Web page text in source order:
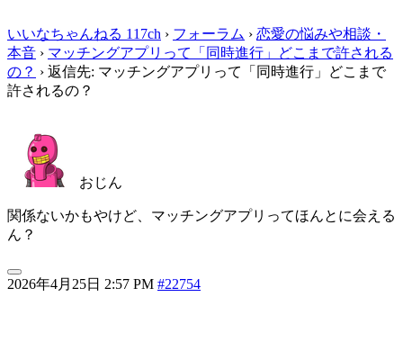
いいなちゃんねる 117ch › フォーラム › 恋愛の悩みや相談・
本音 › マッチングアプリって「同時進行」どこまで許される
の？ › 返信先: マッチングアプリって「同時進行」どこまで
許されるの？
2026年4月25日 2:57 PM #22754
おじん
関係ないかもやけど、マッチングアプリってほんとに会える
ん？